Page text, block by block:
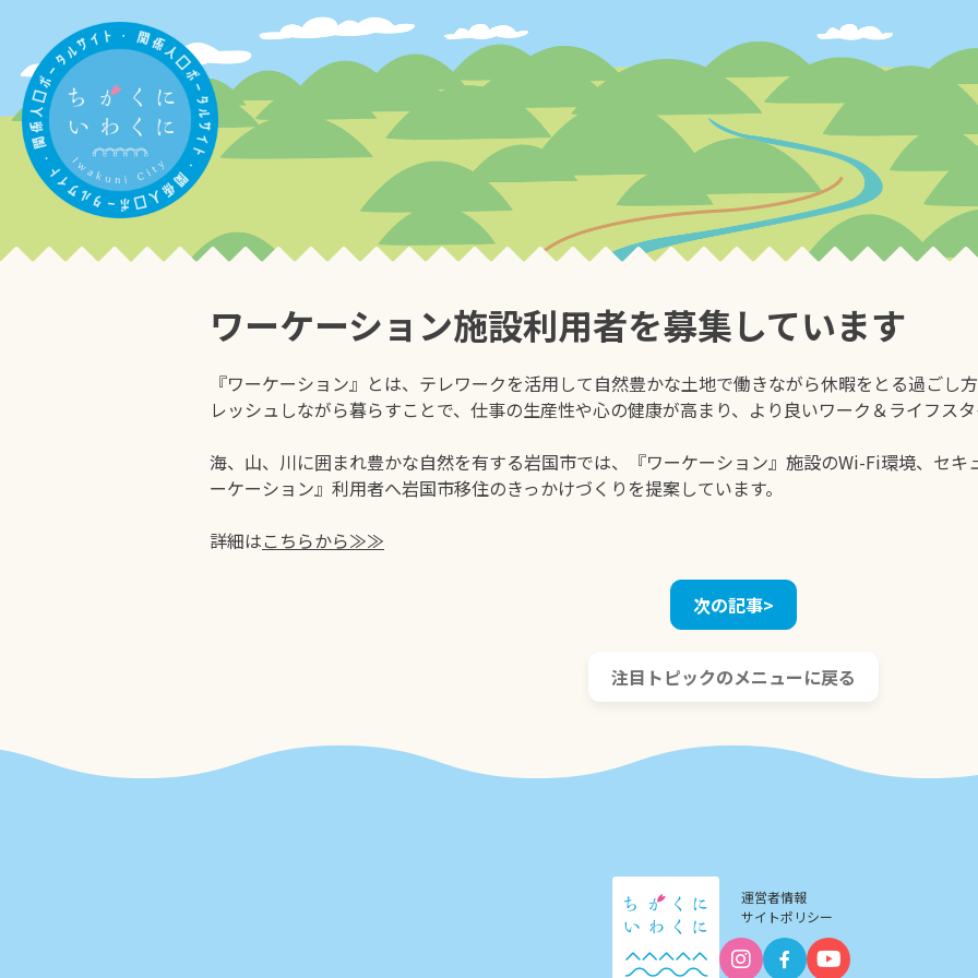
content
子育て
仕事 ひと
特産品 住まい 国際交流
交通
ワーケーション施設利用者を募集しています
『ワーケーション』とは、テレワークを活用して自然豊かな土地で働きながら休暇をとる過ごし
レッシュしながら暮らすことで、仕事の生産性や心の健康が高まり、より良いワーク＆ライフス
海、山、川に囲まれ豊かな自然を有する岩国市では、『ワーケーション』施設のWi-Fi環境、セ
ーケーション』利用者へ岩国市移住のきっかけづくりを提案しています。
詳細はこちらから≫≫
次の記事>
注目トピックのメニューに戻る
運営者情報
サイトポリシー